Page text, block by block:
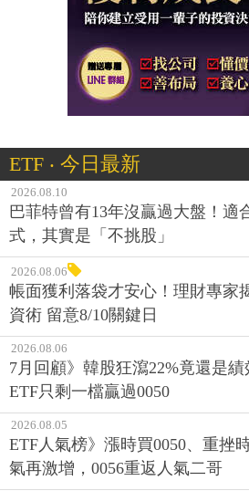
ETF ‧ 今日最新
2026.08.10
巴菲特曾有13年沒贏過大盤！適
式，其實是「不挑股」
2026.08.06
帳面獲利落袋才安心！理財專家
資術 留意8/10關鍵日
2026.08.06
7月回顧》韓股狂瀉22%竟還是
ETF只剩一檔贏過0050
2026.08.05
ETF人氣榜》漲時買0050、重挫
氣再激增，0056重返人氣二哥